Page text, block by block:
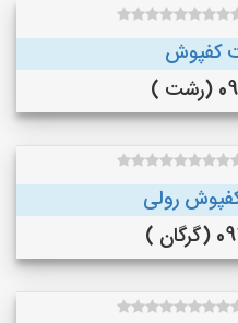
کفپوش
)
رولی
)